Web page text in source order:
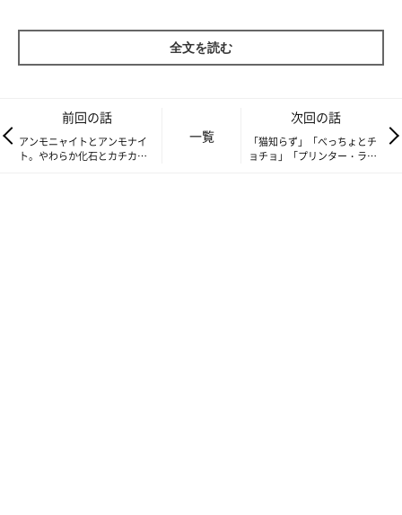
その時のししまるはやる気十分だったので、小さな箱にはまり
ながらも夢中になってまること遊んでいた。
全文を読む
前回の話
アンモニャイトとアンモナイ
ト。やわらか化石とカチカチ
一覧
次回の話
「猫知らず」「べっちょとチ
ョチョ」「プリンター・ラ